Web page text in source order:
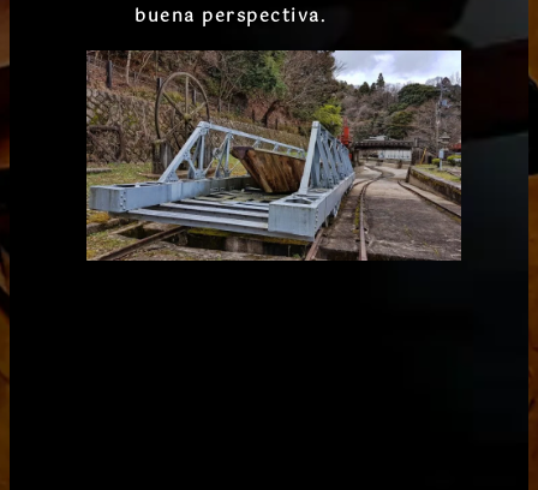
buena perspectiva.